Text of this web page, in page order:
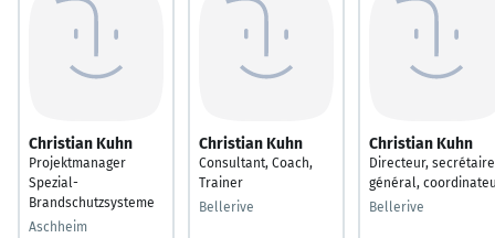
Christian Kuhn
Projektmanager
Spezial-
Brandschutzsysteme
Aschheim
Christian Kuhn
Consultant, Coach,
Trainer
Bellerive
Christian Kuhn
Directeur, secrétaire
général,
Bellerive